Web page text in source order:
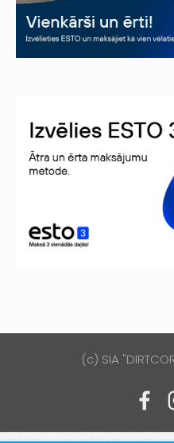
(c) SIA